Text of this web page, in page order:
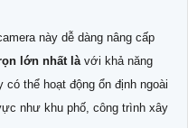
này dễ dàng nâng cấp
lớn nhất làvới khả năng
thể hoạt động ổn định ngoài
như khu phố, công trình xây